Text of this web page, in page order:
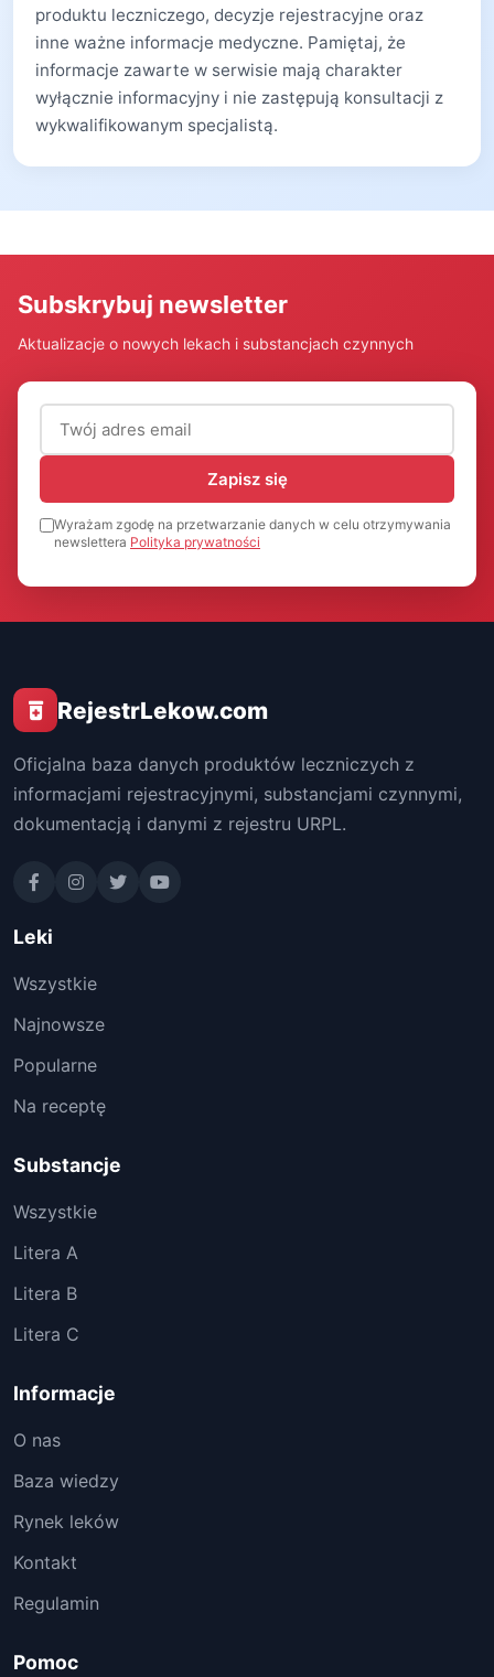
produktu leczniczego, decyzje rejestracyjne oraz
inne ważne informacje medyczne. Pamiętaj, że
informacje zawarte w serwisie mają charakter
wyłącznie informacyjny i nie zastępują konsultacji z
wykwalifikowanym specjalistą.
Subskrybuj newsletter
Aktualizacje o nowych lekach i substancjach czynnych
Adres email (wymagany)
Zapisz się
Wyrażam zgodę na przetwarzanie danych w celu otrzymywania
newslettera Polityka prywatności
RejestrLekow.com
Oficjalna baza danych produktów leczniczych z
informacjami rejestracyjnymi, substancjami czynnymi,
dokumentacją i danymi z rejestru URPL.
Leki
Wszystkie
Najnowsze
Popularne
Na receptę
Substancje
Wszystkie
Litera A
Litera B
Litera C
Informacje
O nas
Baza wiedzy
Rynek leków
Kontakt
Regulamin
Pomoc